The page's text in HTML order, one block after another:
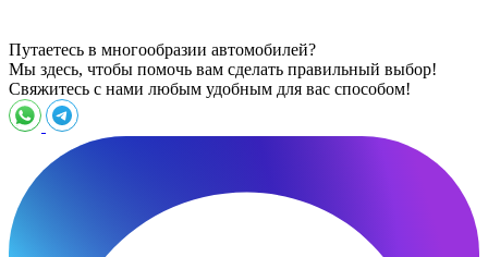
Путаетесь в многообразии автомобилей?
Мы здесь, чтобы помочь вам сделать правильный выбор!
Свяжитесь с нами любым удобным для вас способом!